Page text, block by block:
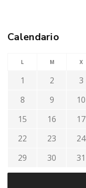
Calendario
L M X
1 2 3
8
9 10
15
16 17
22
23 24
29
30 31